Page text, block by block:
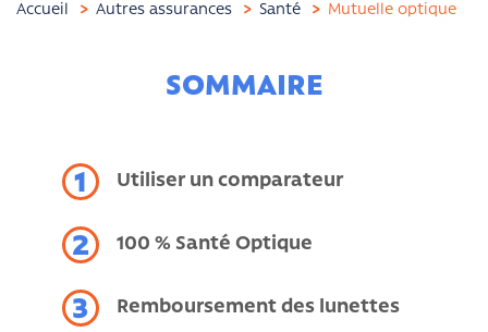
Accueil Autres assurances Santé Mutuelle optique
SOMMAIRE
1 Utiliser un comparateur
2 100 % Santé Optique
3 Remboursement des lunettes